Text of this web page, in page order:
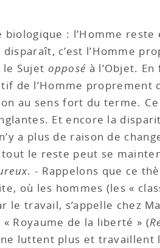
: l’Homme
c’est l’Homme
le Sujet opposé à l’Objet.
de l’Homme
au sens fort du terme.
Et encore la
a plus de raison de
le reste peut se
. - Rappelons que ce
où les hommes (les «
travail, s’appelle chez
Royaume de la liberté » (
luttent plus et travaillent